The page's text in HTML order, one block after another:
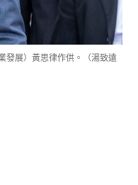
發展）黃思律作供。（湯致遠